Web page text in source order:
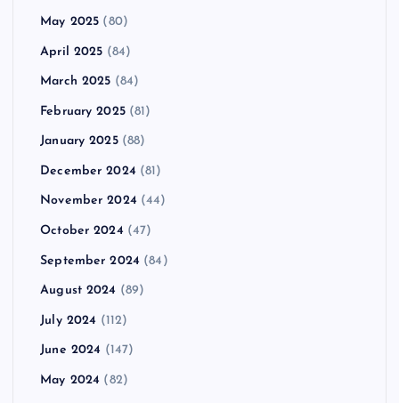
May 2025 (80)
April 2025 (84)
March 2025 (84)
February 2025(81)
January 2025(88)
December 2024 (81)
November 2024 (44)
October 2024 (47)
September 2024 (84)
August 2024 (89)
July 2024 (112)
June 2024 (147)
May 2024 (82)